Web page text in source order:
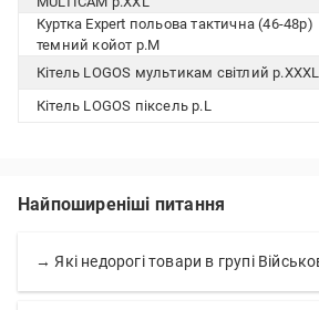
Куртка Expert польова тактична (46-48р)
темний койот р.M
Кітель LOGOS мультикам світлий р.XXXL
Кітель LOGOS піксель р.L
Найпоширеніші питання
→ Які недорогі товари в групі